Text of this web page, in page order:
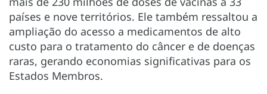
países e nove territórios. Ele também ressaltou a
ampliação do acesso a medicamentos de alto
custo para o tratamento do câncer e de doenças
raras, gerando economias significativas para os
Estados Membros.